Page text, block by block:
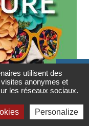
Contact

Newsletter
utilisent des
anonymes et
les réseaux sociaux.
Personalize